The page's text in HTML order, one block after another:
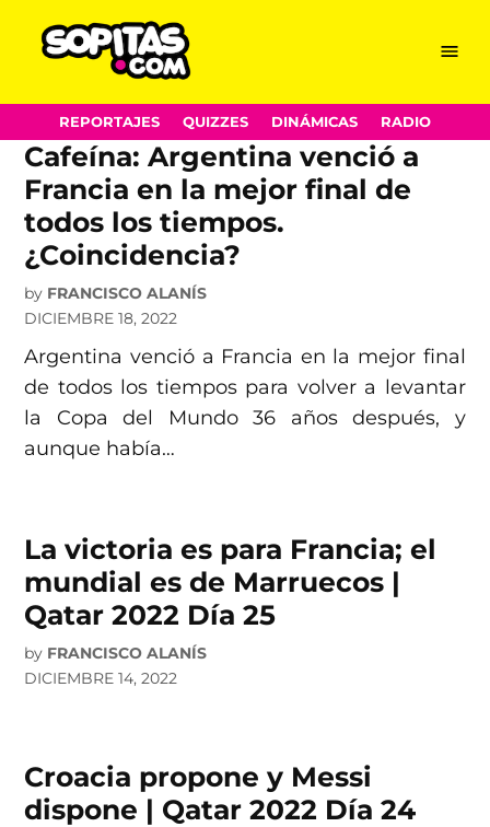
content
Menu
REPORTAJES QUIZZES DINÁMICAS RADIO
Cafeína Mundialista
Cafeína: Argentina venció a
Francia en la mejor final de
todos los tiempos.
¿Coincidencia?
by FRANCISCO ALANÍS
DICIEMBRE 18, 2022
Argentina venció a Francia en la mejor final
de todos los tiempos para volver a levantar
la Copa del Mundo 36 años después, y
aunque había…
La victoria es para Francia; el
mundial es de Marruecos |
Qatar 2022 Día 25
by FRANCISCO ALANÍS
DICIEMBRE 14, 2022
Croacia propone y Messi
dispone | Qatar 2022 Día 24